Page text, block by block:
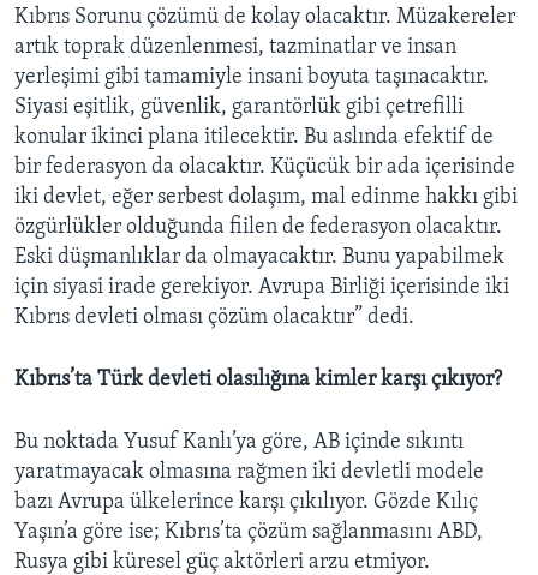
Kıbrıs Sorunu çözümü de kolay olacaktır. Müzakereler
artık toprak düzenlenmesi, tazminatlar ve insan
yerleşimi gibi tamamiyle insani boyuta taşınacaktır.
Siyasi eşitlik, güvenlik, garantörlük gibi çetrefilli
konular ikinci plana itilecektir. Bu aslında efektif de
bir federasyon da olacaktır. Küçücük bir ada içerisinde
iki devlet, eğer serbest dolaşım, mal edinme hakkı gibi
özgürlükler olduğunda fiilen de federasyon olacaktır.
Eski düşmanlıklar da olmayacaktır. Bunu yapabilmek
için siyasi irade gerekiyor. Avrupa Birliği içerisinde iki
Kıbrıs devleti olması çözüm olacaktır” dedi.
Kıbrıs’ta Türk devleti olasılığına kimler karşı çıkıyor?
Bu noktada Yusuf Kanlı’ya göre, AB içinde sıkıntı
yaratmayacak olmasına rağmen iki devletli modele
bazı Avrupa ülkelerince karşı çıkılıyor. Gözde Kılıç
Yaşın’a göre ise; Kıbrıs’ta çözüm sağlanmasını ABD,
Rusya gibi küresel güç aktörleri arzu etmiyor.